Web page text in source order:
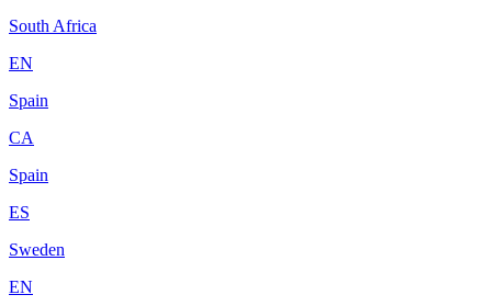
South Africa
EN
Spain
CA
Spain
ES
Sweden
EN